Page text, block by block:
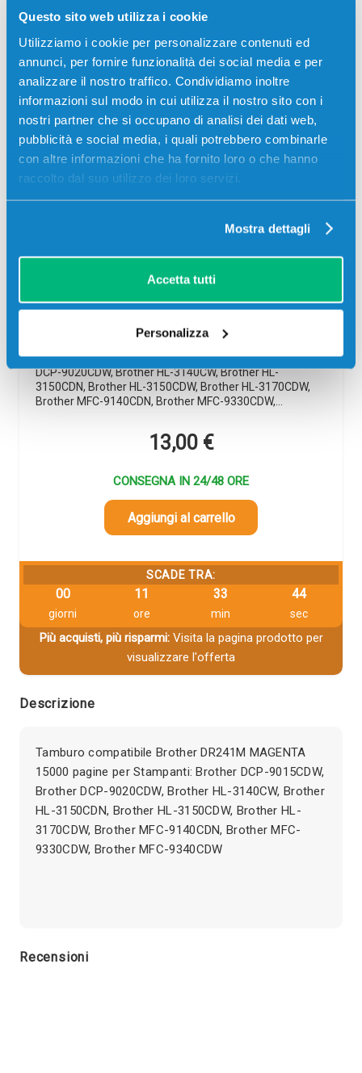
Questo sito web utilizza i cookie
Utilizziamo i cookie per personalizzare contenuti ed
annunci, per fornire funzionalità dei social media e per
analizzare il nostro traffico. Condividiamo inoltre
informazioni sul modo in cui utilizza il nostro sito con i
nostri partner che si occupano di analisi dei dati web,
pubblicità e social media, i quali potrebbero combinarle
con altre informazioni che ha fornito loro o che hanno
raccolto dal suo utilizzo dei loro servizi.
Mostra dettagli
Accetta tutti
Personalizza
visualizzare l'offerta
Tamburo compatibile Brother DR241Y GIALLO 15000
pagine per Stampanti: Brother DCP-9015CDW, Brother
DCP-9020CDW, Brother HL-3140CW, Brother HL-
3150CDN, Brother HL-3150CDW, Brother HL-3170CDW,
Brother MFC-9140CDN, Brother MFC-9330CDW,…
13,00 €
CONSEGNA IN 24/48 ORE
Aggiungi al carrello
SCADE TRA:
00
giorni
11
ore
33
min
43
sec
Più acquisti, più risparmi:Visita la pagina prodotto per
visualizzare l'offerta
Descrizione
Tamburo compatibile Brother DR241M MAGENTA
15000 pagine per Stampanti: Brother DCP-9015CDW,
Brother DCP-9020CDW, Brother HL-3140CW, Brother
HL-3150CDN, Brother HL-3150CDW, Brother HL-
3170CDW, Brother MFC-9140CDN, Brother MFC-
9330CDW, Brother MFC-9340CDW
Recensioni